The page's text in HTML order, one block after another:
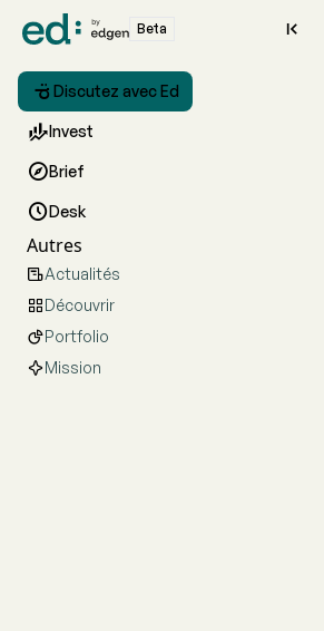
Beta 
 Discutez avec Ed
Invest
Brief
Desk
Autres
Actualités
Découvrir
Portfolio
Mission